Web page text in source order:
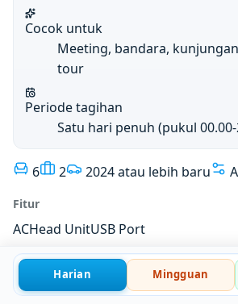
Cocok untuk
Meeting, bandara,
tour
Periode tagihan
Satu hari penuh (pukul
6 2 2024 atau lebih baru
Fitur
ACHead UnitUSB Port
Harian Mingguan